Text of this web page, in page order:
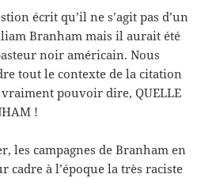
écrit qu’il ne s’agit pas d’un
Branham mais il aurait été
noir américain. Nous
tout le contexte de la citation
vraiment pouvoir dire, QUELLE
!
les campagnes de Branham en
cadre à l’époque la très raciste